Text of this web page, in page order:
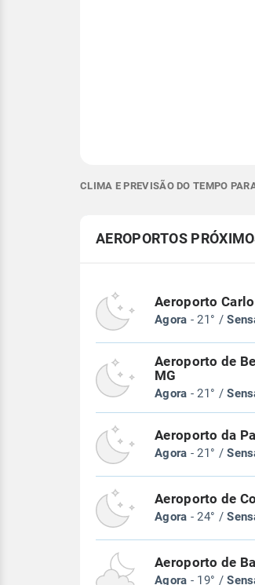
CLIMA E PREVISÃO DO TEMPO
AEROPORTOS
Aeroporto
Agora - 21° /
Aeroporto de
MG
Agora - 21° /
Aeroporto da
Agora - 21° /
Aeroporto de
Agora - 24° /
Aeroporto de
Agora - 19° /